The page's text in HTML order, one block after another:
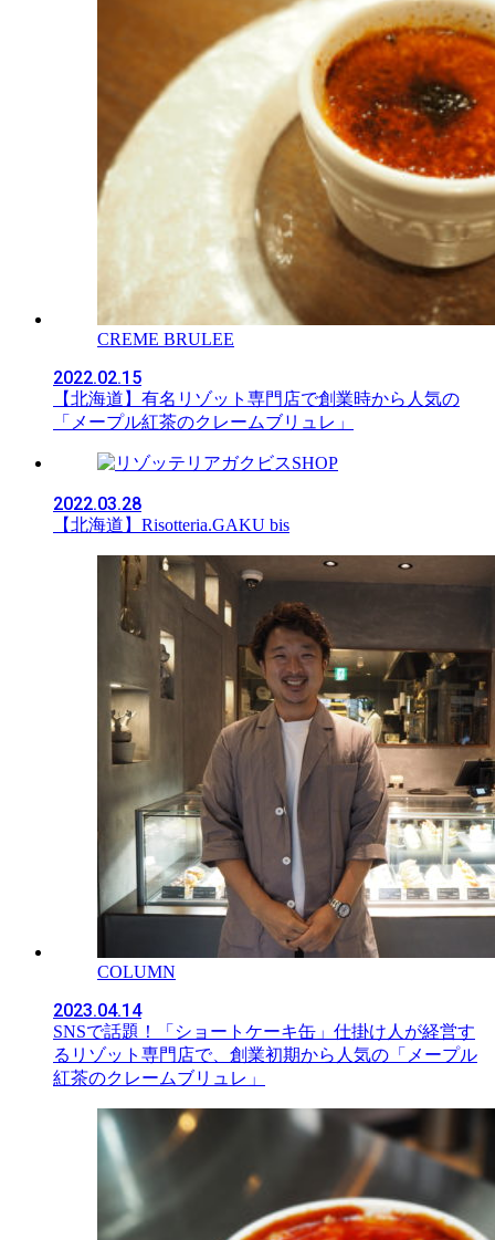
CREME BRULEE
2022.02.15
【北海道】有名リゾット専門店で創業時から人気の
「メープル紅茶のクレームブリュレ」
SHOP
2022.03.28
【北海道】Risotteria.GAKU bis
COLUMN
2023.04.14
SNSで話題！「ショートケーキ缶」仕掛け人が経営す
るリゾット専門店で、創業初期から人気の「メープル
紅茶のクレームブリュレ」